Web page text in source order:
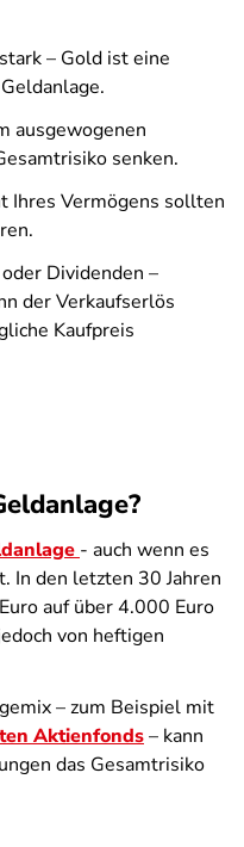
– Gold ist eine
ausgewogenen
senken.
Ihres Vermögens sollten
Dividenden –
der Verkaufserlös
Kaufpreis
- auch wenn es
In den letzten 30 Jahren
auf über 4.000 Euro
von heftigen
– zum Beispiel mit
Aktienfonds– kann
das Gesamtrisiko